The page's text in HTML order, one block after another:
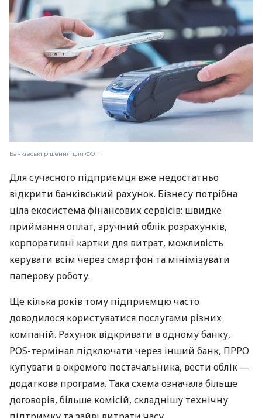
Банківські рішення для ФОП
Для сучасного підприємця вже недостатньо
відкрити банківський рахунок. Бізнесу потрібна
ціла екосистема фінансових сервісів: швидке
приймання оплат, зручний облік розрахунків,
корпоративні картки для витрат, можливість
керувати всім через смартфон та мінімізувати
паперову роботу.
Ще кілька років тому підприємцю часто
доводилося користуватися послугами різних
компаній. Рахунок відкривати в одному банку,
POS-термінал підключати через інший банк, ПРРО
купувати в окремого постачальника, вести облік —
додаткова програма. Така схема означала більше
договорів, більше комісій, складнішу технічну